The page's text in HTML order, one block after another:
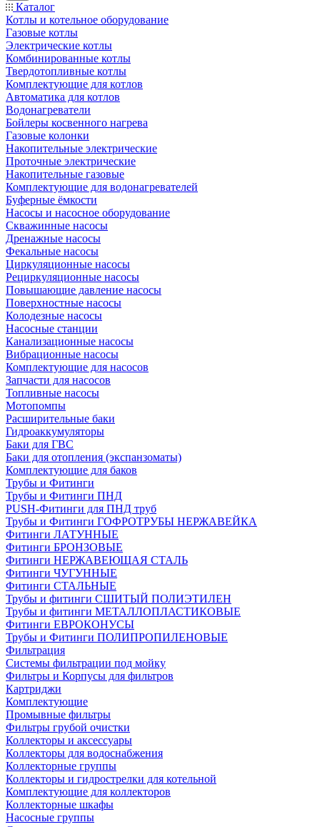
Каталог
Котлы и котельное оборудование
Газовые котлы
Электрические котлы
Комбинированные котлы
Твердотопливные котлы
Комплектующие для котлов
Автоматика для котлов
Водонагреватели
Бойлеры косвенного нагрева
Газовые колонки
Накопительные электрические
Проточные электрические
Накопительные газовые
Комплектующие для водонагревателей
Буферные ёмкости
Насосы и насосное оборудование
Скважинные насосы
Дренажные насосы
Фекальные насосы
Циркуляционные насосы
Рециркуляционные насосы
Повышающие давление насосы
Поверхностные насосы
Колодезные насосы
Насосные станции
Канализационные насосы
Вибрационные насосы
Комплектующие для насосов
Запчасти для насосов
Топливные насосы
Мотопомпы
Расширительные баки
Гидроаккумуляторы
Баки для ГВС
Баки для отопления (экспанзоматы)
Комплектующие для баков
Трубы и Фитинги
Трубы и Фитинги ПНД
PUSH-Фитинги для ПНД труб
Трубы и Фитинги ГОФРОТРУБЫ НЕРЖАВЕЙКА
Фитинги ЛАТУННЫЕ
Фитинги БРОНЗОВЫЕ
Фитинги НЕРЖАВЕЮЩАЯ СТАЛЬ
Фитинги ЧУГУННЫЕ
Фитинги СТАЛЬНЫЕ
Трубы и фитинги СШИТЫЙ ПОЛИЭТИЛЕН
Трубы и фитинги МЕТАЛЛОПЛАСТИКОВЫЕ
Фитинги ЕВРОКОНУСЫ
Трубы и Фитинги ПОЛИПРОПИЛЕНОВЫЕ
Фильтрация
Системы фильтрации под мойку
Фильтры и Корпусы для фильтров
Картриджи
Комплектующие
Промывные фильтры
Фильтры грубой очистки
Коллекторы и аксессуары
Коллекторы для водоснабжения
Коллекторные группы
Коллекторы и гидрострелки для котельной
Комплектующие для коллекторов
Коллекторные шкафы
Насосные группы